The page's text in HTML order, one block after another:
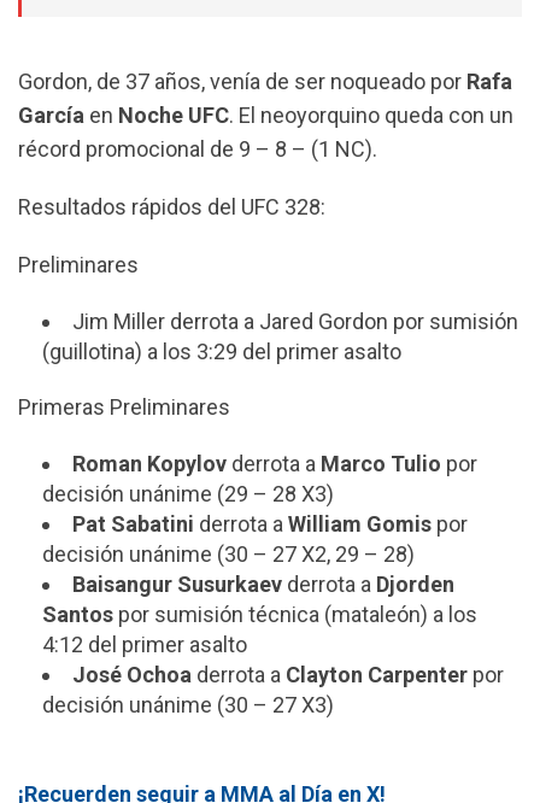
Gordon, de 37 años, venía de ser noqueado por Rafa
García en Noche UFC. El neoyorquino queda con un
récord promocional de 9 – 8 – (1 NC).
Resultados rápidos del UFC 328:
Preliminares
Jim Miller derrota a Jared Gordon por sumisión
(guillotina) a los 3:29 del primer asalto
Primeras Preliminares
Roman Kopylov derrota a Marco Tulio por
decisión unánime (29 – 28 X3)
Pat Sabatini derrota a William Gomis por
decisión unánime (30 – 27 X2, 29 – 28)
Baisangur Susurkaev derrota a Djorden
Santos por sumisión técnica (mataleón) a los
4:12 del primer asalto
José Ochoa derrota a Clayton Carpenter por
decisión unánime (30 – 27 X3)
¡Recuerden seguir a MMA al Día en X!